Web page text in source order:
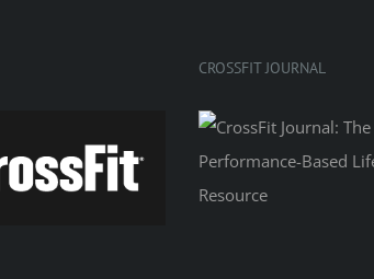
CROSSFIT JOURNAL